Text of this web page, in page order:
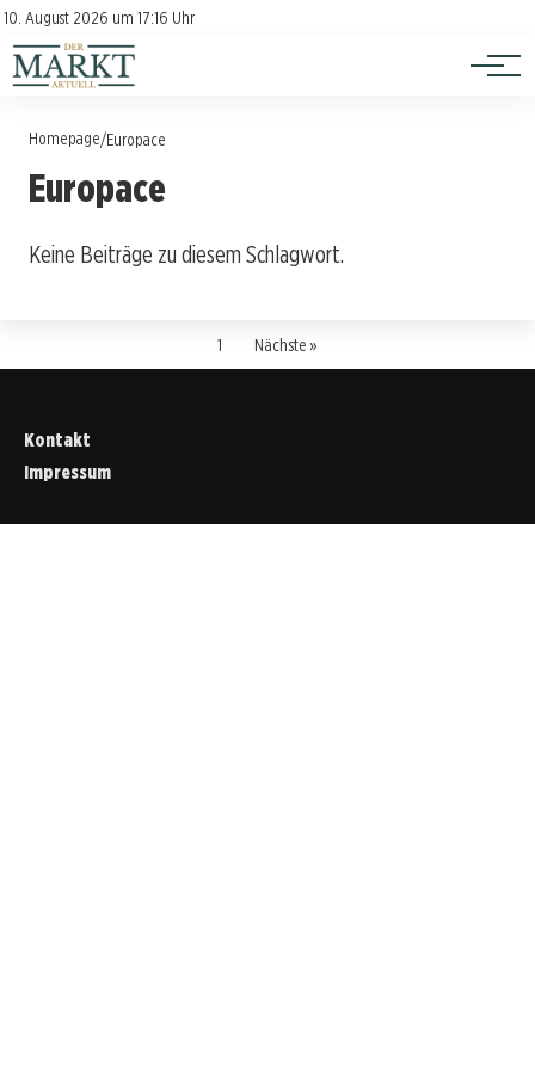
10. August 2026 um 17:16 Uhr
Kontakt
Impressum
Investition
Verbraucherschutz
Homepage/Europace
Europace
Keine Beiträge zu diesem Schlagwort.
1 Nächste »
Kontakt
Impressum